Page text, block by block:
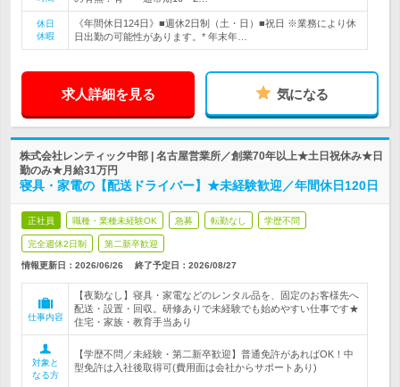
休日
休暇
《年間休日124日》■週休2日制（土・日）■祝日 ※業務により休
日出勤の可能性があります。* 年末年…
求人詳細を見る 気になる
株式会社レンティック中部 | 名古屋営業所／創業70年以上★土日祝休み★日
勤のみ★月給31万円
寝具・家電の【配送ドライバー】★未経験歓迎／年間休日120日
正社員 職種・業種未経験OK 急募 転勤なし 学歴不問
完全週休2日制 第二新卒歓迎
情報更新日：2026/06/26 終了予定日： 2026/08/27
仕事内容
【夜勤なし】寝具・家電などのレンタル品を、固定のお客様先へ
配送・設置・回収。研修ありで未経験でも始めやすい仕事です★
住宅・家族・教育手当あり
対象と
なる方
【学歴不問／未経験・第二新卒歓迎】普通免許があればOK！中
型免許は入社後取得可(費用面は会社からサポートあり)